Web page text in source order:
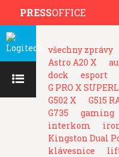
PRESSOFFICE
všechny zprávy
Astro A20 X
dock
esport
G PRO X
G502 X
G515
G735
gaming
interkom
Kingston Dual
klávesnice